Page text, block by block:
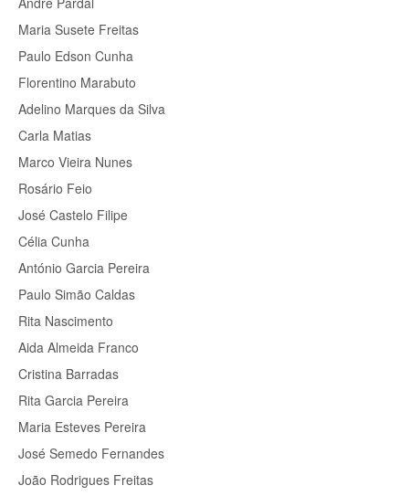
Maria Susete Freitas
Paulo Edson Cunha
Florentino Marabuto
Adelino Marques da Silva
Carla Matias
Marco Vieira Nunes
Rosário Feio
José Castelo Filipe
Célia Cunha
António Garcia Pereira
Paulo Simão Caldas
Rita Nascimento
Aida Almeida Franco
Cristina Barradas
Rita Garcia Pereira
Maria Esteves Pereira
José Semedo Fernandes
João Rodrigues Freitas